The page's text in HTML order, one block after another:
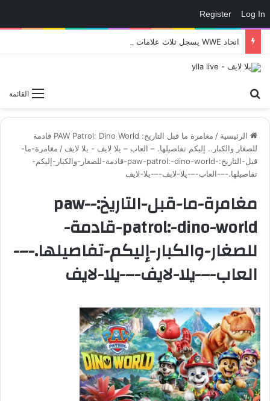
Log In
Register
القائمة
الرئيسية /
مغامرة ما قبل التاريخ: PAW Patrol: Dino World قادمة
للصغار والكبار.. إليكم تفاصيلها. – العاب – يلا لايف - يلا لايف / مغامرة-ما-
قبل-التاريخ:-paw-patrol:-dino-world-قادمة-للصغار-والكبار-إليكم-
تفاصيلها.-–-العاب-–-يلا-لايف-–-يلا-لايف
مغامرة-ما-قبل-التاريخ:-paw-
patrol:-dino-world-قادمة-
للصغار-والكبار-إليكم-تفاصيلها.-–-
العاب-–-يلا-لايف-–-يلا-لايف